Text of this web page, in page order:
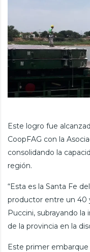
Este logro fue
CoopFAG con la
consolidando la
región.
“Esta es la Santa Fe
productor entre un 40
Puccini, subrayando
de la provincia en la
Este primer